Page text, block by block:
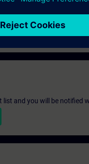
and you will be notified